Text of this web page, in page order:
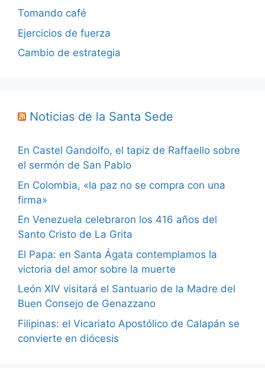
Tomando café
Ejercicios de fuerza
Cambio de estrategia
Noticias de la Santa Sede
En Castel Gandolfo, el tapiz de Raffaello sobre
el sermón de San Pablo
En Colombia, «la paz no se compra con una
firma»
En Venezuela celebraron los 416 años del
Santo Cristo de La Grita
El Papa: en Santa Ágata contemplamos la
victoria del amor sobre la muerte
León XIV visitará el Santuario de la Madre del
Buen Consejo de Genazzano
Filipinas: el Vicariato Apostólico de Calapán se
convierte en diócesis